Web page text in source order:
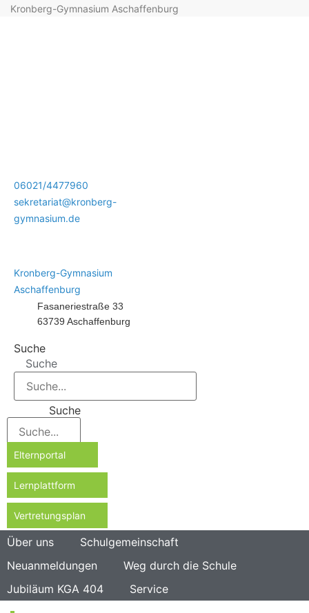
Kronberg-Gymnasium Aschaffenburg
06021/4477960
sekretariat@kronberg-
gymnasium.de
Kronberg-Gymnasium
Aschaffenburg
Fasaneriestraße 33
63739 Aschaffenburg
Suche
Suche
Suche
Elternportal
Lernplattform
Vertretungsplan
Über uns
Schulgemeinschaft
Neuanmeldungen
Weg durch die Schule
Jubiläum KGA 404
Service